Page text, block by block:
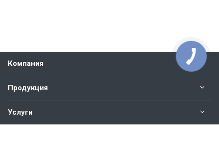
Компания
Продукция
Услуги